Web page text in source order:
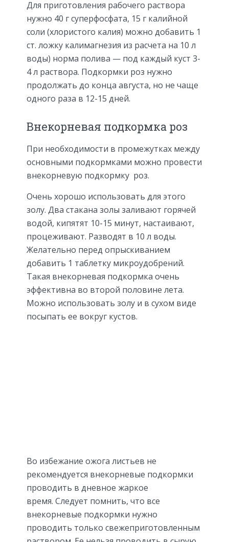
Для приготовления рабочего раствора
нужно 40 г суперфосфата, 15 г калийной
соли (хлористого калия) можно добавить 1
ст. ложку калимагнезия из расчета на 10 л
воды) норма полива — под каждый куст 3-
4 л раствора. Подкормки роз нужно
продолжать до конца августа, но не чаще
одного раза в 12-15 дней.
Внекорневая подкормка роз
При необходимости в промежутках между
основными подкормками можно провести
внекорневую подкормку роз.
Очень хорошо использовать для этого
золу. Два стакана золы заливают горячей
водой, кипятят 10-15 минут, настаивают,
процеживают. Разводят в 10 л воды.
Желательно перед опрыскиванием
добавить 1 таблетку микроудобрений.
Такая внекорневая подкормка очень
эффективна во второй половине лета.
Можно использовать золу и в сухом виде
посыпать ее вокруг кустов.
Во избежание ожога листьев не
рекомендуется внекорневые подкормки
проводить в дневное жаркое
время. Следует помнить, что все
внекорневые подкормки нужно
проводить только свежеприготовленным